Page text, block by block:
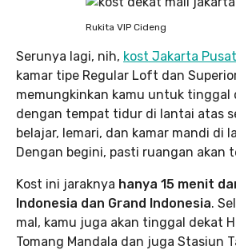
Rukita VIP Cideng
Serunya lagi, nih, kost Jakarta Pusat
kamar tipe Regular Loft dan
memungkinkan kamu untuk tinggal
dengan tempat tidur di lantai atas
belajar, lemari, dan kamar mandi di
Dengan begini, pasti ruangan akan
Kost ini jaraknya hanya 15 menit
Indonesia dan Grand Indonesia.
mal, kamu juga akan tinggal dekat
Tomang Mandala dan juga Stasiun